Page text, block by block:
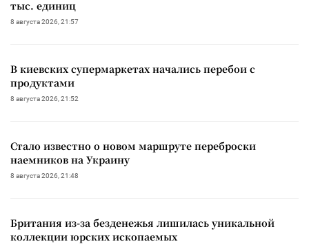
тыс. единиц
8 августа 2026, 21:57
В киевских супермаркетах начались перебои с
продуктами
8 августа 2026, 21:52
Стало известно о новом маршруте переброски
наемников на Украину
8 августа 2026, 21:48
Британия из-за безденежья лишилась уникальной
коллекции юрских ископаемых